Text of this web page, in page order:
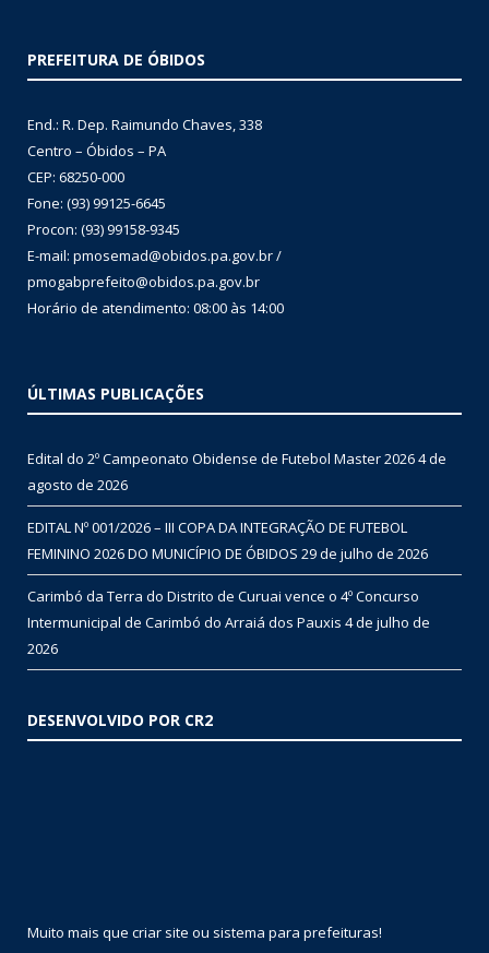
PREFEITURA DE ÓBIDOS
End.: R. Dep. Raimundo Chaves, 338
Centro – Óbidos – PA
CEP: 68250-000
Fone: (93) 99125-6645
Procon: (93) 99158-9345
E-mail: pmosemad@obidos.pa.gov.br /
pmogabprefeito@obidos.pa.gov.br
Horário de atendimento: 08:00 às 14:00
ÚLTIMAS PUBLICAÇÕES
Edital do 2º Campeonato Obidense de Futebol Master 20264 de
agosto de 2026
EDITAL Nº 001/2026 – III COPA DA INTEGRAÇÃO DE FUTEBOL
FEMININO 2026 DO MUNICÍPIO DE ÓBIDOS 29 de julho de 2026
Carimbó da Terra do Distrito de Curuai vence o 4º Concurso
Intermunicipal de Carimbó do Arraiá dos Pauxis 4 de julho de
2026
DESENVOLVIDO POR CR2
Muito mais que criar site ou sistema para prefeituras!